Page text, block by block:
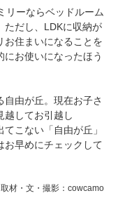
リーならベッドルーム
ただし、LDKに収納が
お住まいになることを
お使いになったほう
由が丘。現在お子さ
越してお引越し
こない「自由が丘」
お早めにチェックして
取材・文・撮影：cowcamo